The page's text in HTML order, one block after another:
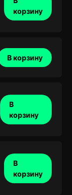
корзину
В корзину
В
корзину
В
корзину